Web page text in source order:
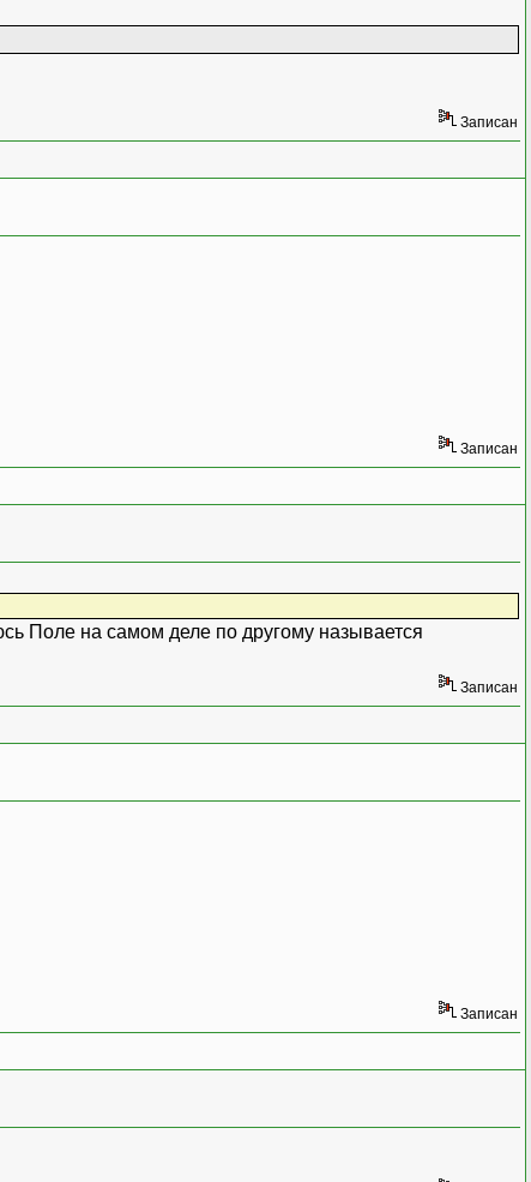
Записан
Записан
Поле на самом деле по другому называется
Записан
Записан